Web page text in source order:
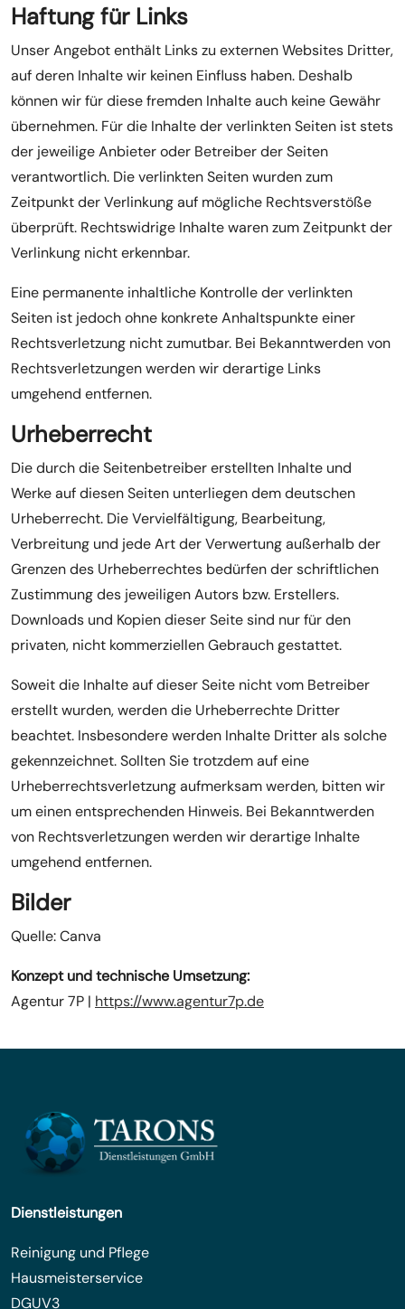
Haftung für Links
Unser Angebot enthält Links zu externen Websites Dritter,
auf deren Inhalte wir keinen Einfluss haben. Deshalb
können wir für diese fremden Inhalte auch keine Gewähr
übernehmen. Für die Inhalte der verlinkten Seiten ist stets
der jeweilige Anbieter oder Betreiber der Seiten
verantwortlich. Die verlinkten Seiten wurden zum
Zeitpunkt der Verlinkung auf mögliche Rechtsverstöße
überprüft. Rechtswidrige Inhalte waren zum Zeitpunkt der
Verlinkung nicht erkennbar.
Eine permanente inhaltliche Kontrolle der verlinkten
Seiten ist jedoch ohne konkrete Anhaltspunkte einer
Rechtsverletzung nicht zumutbar. Bei Bekanntwerden von
Rechtsverletzungen werden wir derartige Links
umgehend entfernen.
Urheberrecht
Die durch die Seitenbetreiber erstellten Inhalte und
Werke auf diesen Seiten unterliegen dem deutschen
Urheberrecht. Die Vervielfältigung, Bearbeitung,
Verbreitung und jede Art der Verwertung außerhalb der
Grenzen des Urheberrechtes bedürfen der schriftlichen
Zustimmung des jeweiligen Autors bzw. Erstellers.
Downloads und Kopien dieser Seite sind nur für den
privaten, nicht kommerziellen Gebrauch gestattet.
Soweit die Inhalte auf dieser Seite nicht vom Betreiber
erstellt wurden, werden die Urheberrechte Dritter
beachtet. Insbesondere werden Inhalte Dritter als solche
gekennzeichnet. Sollten Sie trotzdem auf eine
Urheberrechtsverletzung aufmerksam werden, bitten wir
um einen entsprechenden Hinweis. Bei Bekanntwerden
von Rechtsverletzungen werden wir derartige Inhalte
umgehend entfernen.
Bilder
Quelle: Canva
Konzept und technische Umsetzung:
Agentur 7P | https://www.agentur7p.de
Dienstleistungen
Reinigung und Pflege
Hausmeisterservice
DGUV3